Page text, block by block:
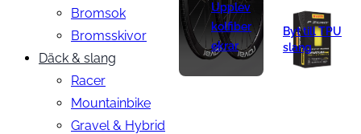
Bromsok
Bromsskivor
Däck & slang
Racer
Mountainbike
Gravel & Hybrid
Upplev
kolfiber
ekrar
Byt till TPU
slang